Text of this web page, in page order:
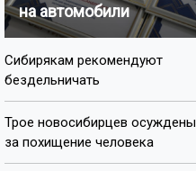
на автомобили
Сибирякам рекомендуют
бездельничать
Трое новосибирцев осуждены
за похищение человека